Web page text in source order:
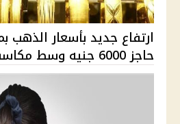
حاجز 6000 جنيه وسط مكاسب ع...